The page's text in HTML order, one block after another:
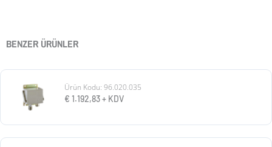
BENZER ÜRÜNLER
Ürün Kodu: 96.020.035
€ 1.192,83+ KDV